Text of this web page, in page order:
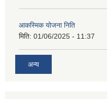
आकस्मिक योजना निति
मिति: 01/06/2025 - 11:37
अन्य